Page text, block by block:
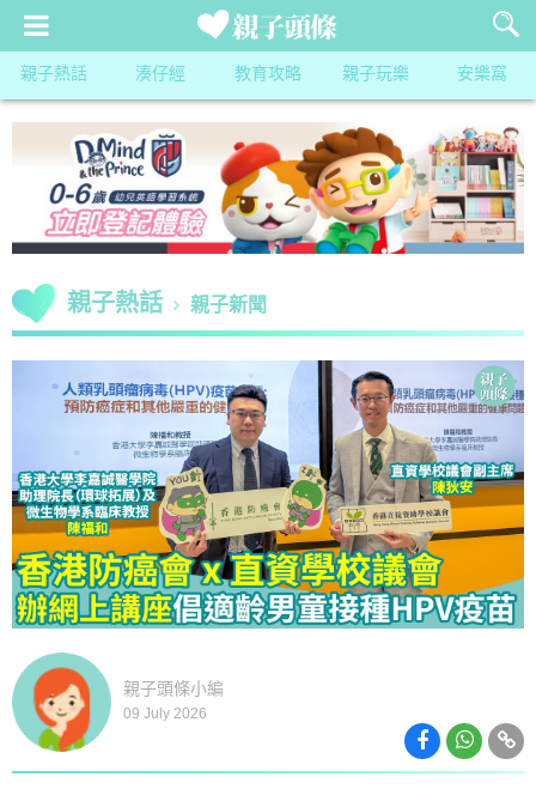
親子熱話 湊仔經 教育攻略 親子玩樂 安樂窩
親子熱話 親子新聞
親子頭條小編
09 July 2026